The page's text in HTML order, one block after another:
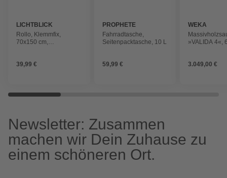
LICHTBLICK
Rollo, ‎‎Klemmfix,
70x150 cm‎,
39,99 €
PROPHETE
Fahrradtasche,
Seitenpacktasche, 10 L
59,99 €
WEKA
»VALIDA 4«,
Steuerung
3.049,00 €
Newsletter: Zusammen
machen wir Dein Zuhause zu
einem schöneren Ort.